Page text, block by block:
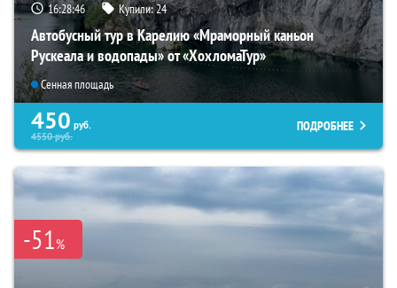
16:28:45 Купили:24
Автобусный тур в Карелию «Мраморный каньон
Рускеала и водопады» от «ХохломаТур»
Сенная площадь
450 руб.
4550руб.
ПОДРОБНЕЕ
-51%